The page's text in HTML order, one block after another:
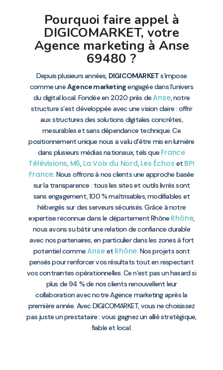
Pourquoi faire appel à
DIGICOMARKET, votre
Agence marketing à Anse
69480 ?
Depuis plusieurs années, DIGICOMARKETs’impose
comme uneAgence marketingengagée dans l’univers
du digital local. Fondée en 2020 près deAnse, notre
structure s’est développée avec une vision claire : offrir
aux structures des solutions digitales concrètes,
mesurables et sans dépendance technique. Ce
positionnement unique nous a valu d’être mis en lumière
dans plusieurs médias nationaux, tels que France
Télévisions, M6, La Voix du Nord,Les Échos et BPI
France. Nous offrons à nos clients une approche basée
sur la transparence : tous les sites et outils livrés sont
sans engagement, 100 % maîtrisables, modifiables et
hébergés sur des serveurs sécurisés. Grâce à notre
expertise reconnue dans le département Rhône Rhône,
nous avons su bâtir une relation de confiance durable
avec nos partenaires, en particulier dans les zones à fort
potentiel commeAnseet Rhône. Nos projets sont
pensés pour renforcer vos résultats tout en respectant
vos contraintes opérationnelles. Ce n’est pas un hasard si
plus de 94 % de nos clients renouvellent leur
collaboration avec notre Agence marketing après la
première année. Avec DIGICOMARKET, vous ne choisissez
pas juste un prestataire : vous gagnez un allié stratégique,
fiable et local.